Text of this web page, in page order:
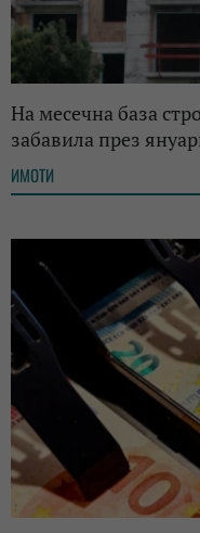
На месечна база
забавила през
ИМОТИ